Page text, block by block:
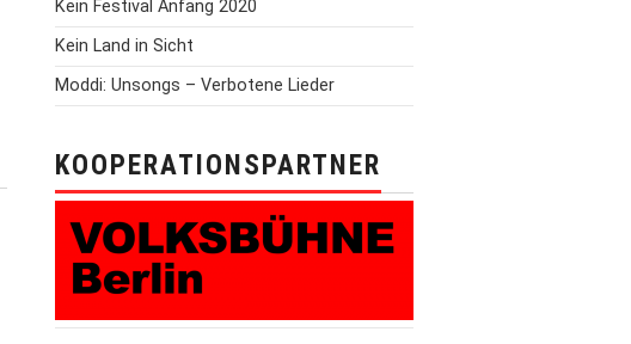
Kein Festival Anfang 2020
Kein Land in Sicht
Moddi: Unsongs – Verbotene Lieder
KOOPERATIONSPARTNER